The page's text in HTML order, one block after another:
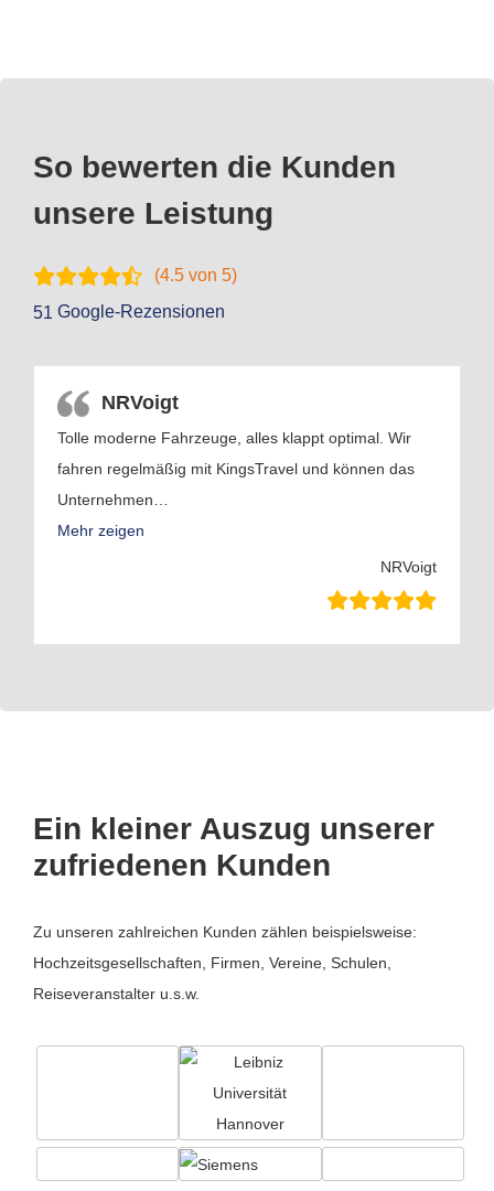
So bewerten die Kunden
unsere Leistung
(4.5 von 5)
51 Google-Rezensionen
NRVoigt
Tolle moderne Fahrzeuge, alles klappt optimal. Wir
fahren regelmäßig mit KingsTravel und können das
Unternehmen
Mehr zeigen
NRVoigt
Ein kleiner Auszug unserer
zufriedenen Kunden
Zu unseren zahlreichen Kunden zählen beispielsweise:
Hochzeitsgesellschaften, Firmen, Vereine, Schulen,
Reiseveranstalter u.s.w.